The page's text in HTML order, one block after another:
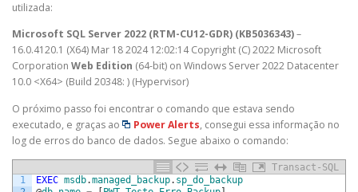
utilizada:
Microsoft SQL Server 2022 (RTM-CU12-GDR) (KB5036343)–
16.0.4120.1 (X64) Mar 18 2024 12:02:14 Copyright (C) 2022 Microsoft
Corporation Web Edition (64-bit) on Windows Server 2022 Datacenter
10.0 <X64> (Build 20348: ) (Hypervisor)
O próximo passo foi encontrar o comando que estava sendo
executado, e graças ao
Power Alerts, consegui essa informação no
log de erros do banco de dados. Segue abaixo o comando:
Transact-SQL
1
EXEC msdb.managed_backup. sp_do_backup